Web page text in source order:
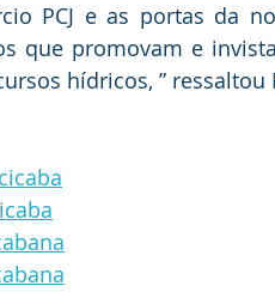
PCJ e as portas da
que promovam e
hídricos, ” ressaltou